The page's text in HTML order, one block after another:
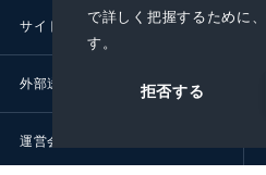
で詳しく把握するために
す。
拒否する
サイトポリシー
外部送信ポリシー
運営会社